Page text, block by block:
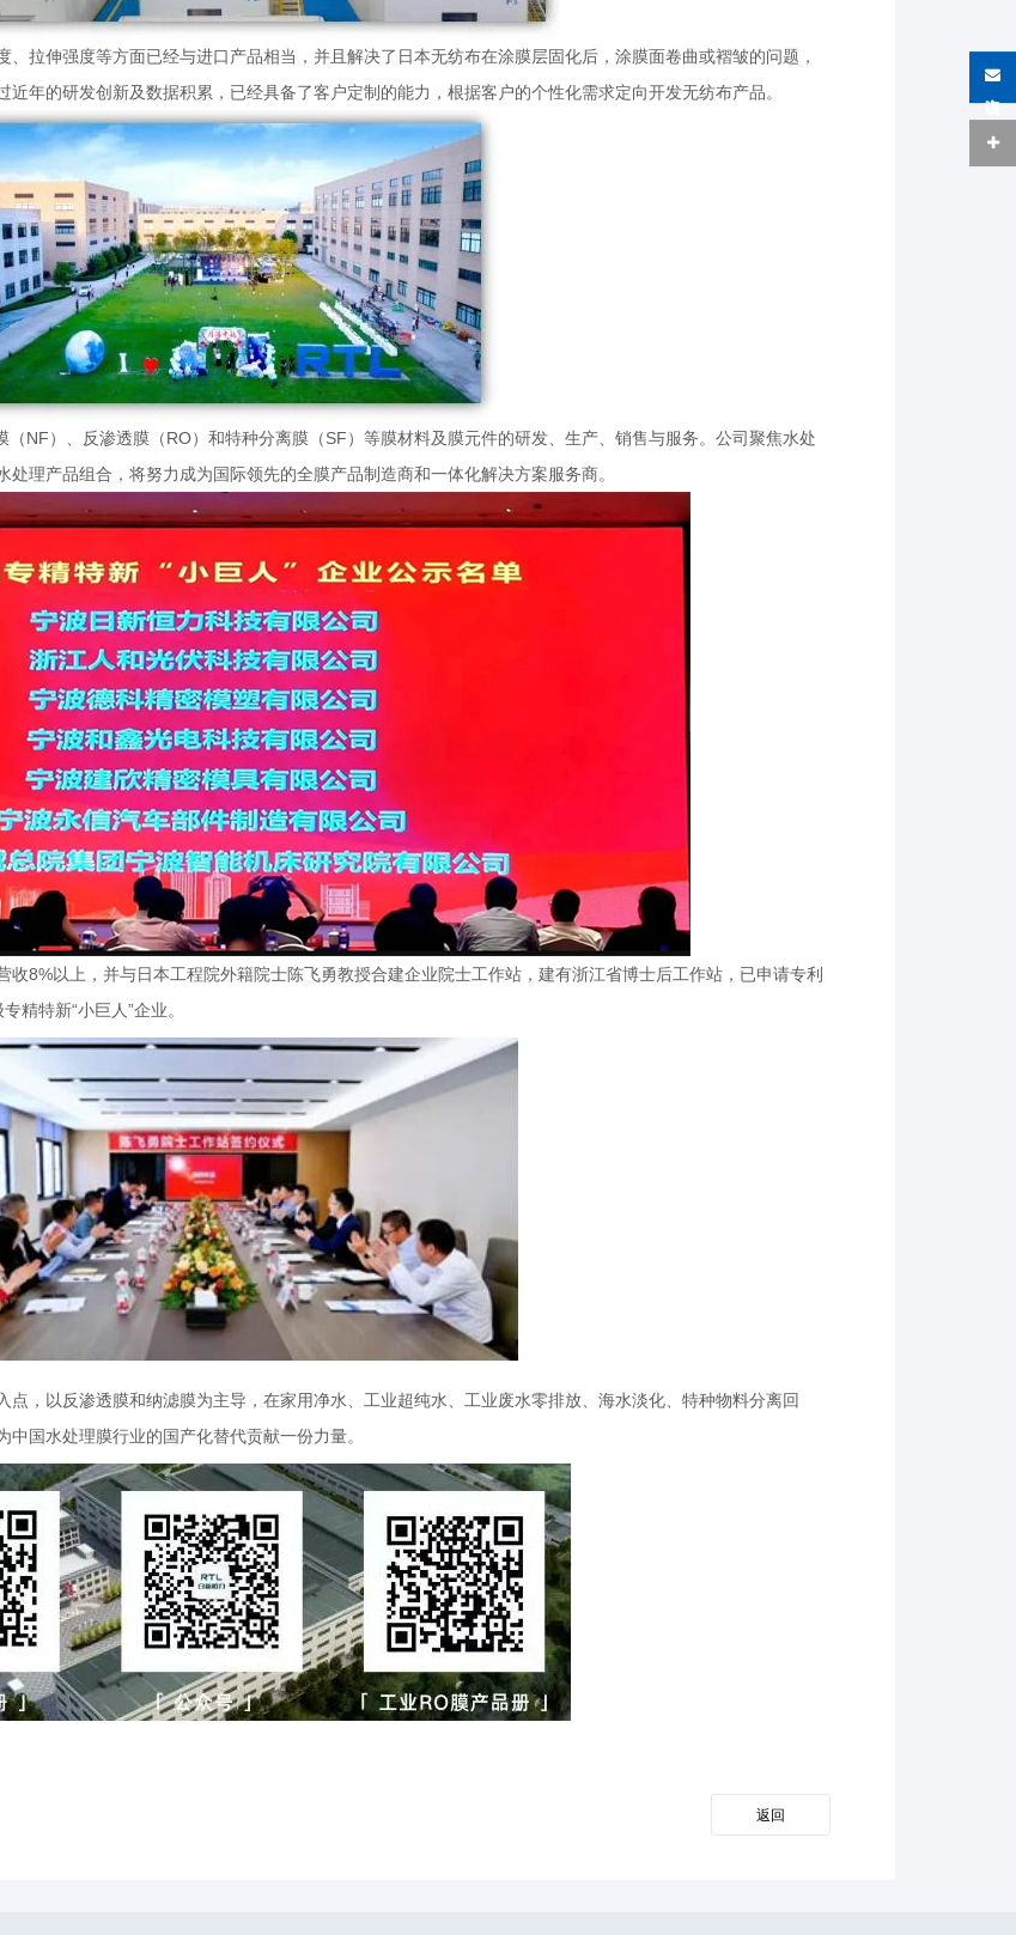
拉伸强度等方面已经与进口产品相当，并且解决了日本无纺布在涂膜层固化后，涂膜面卷曲或褶皱的问题，
年的研发创新及数据积累，已经具备了客户定制的能力，根据客户的个性化需求定向开发无纺布产品。
NF）、反渗透膜（RO）和特种分离膜（SF）等膜材料及膜元件的研发、生产、销售与服务。公司聚焦水处
理产品组合，将努力成为国际领先的全膜产品制造商和一体化解决方案服务商。
8%以上，并与日本工程院外籍院士陈飞勇教授合建企业院士工作站，建有浙江省博士后工作站，已申请专利
精特新“小巨人”企业。
，以反渗透膜和纳滤膜为主导，在家用净水、工业超纯水、工业废水零排放、海水淡化、特种物料分离回
国水处理膜行业的国产化替代贡献一份力量。
返回